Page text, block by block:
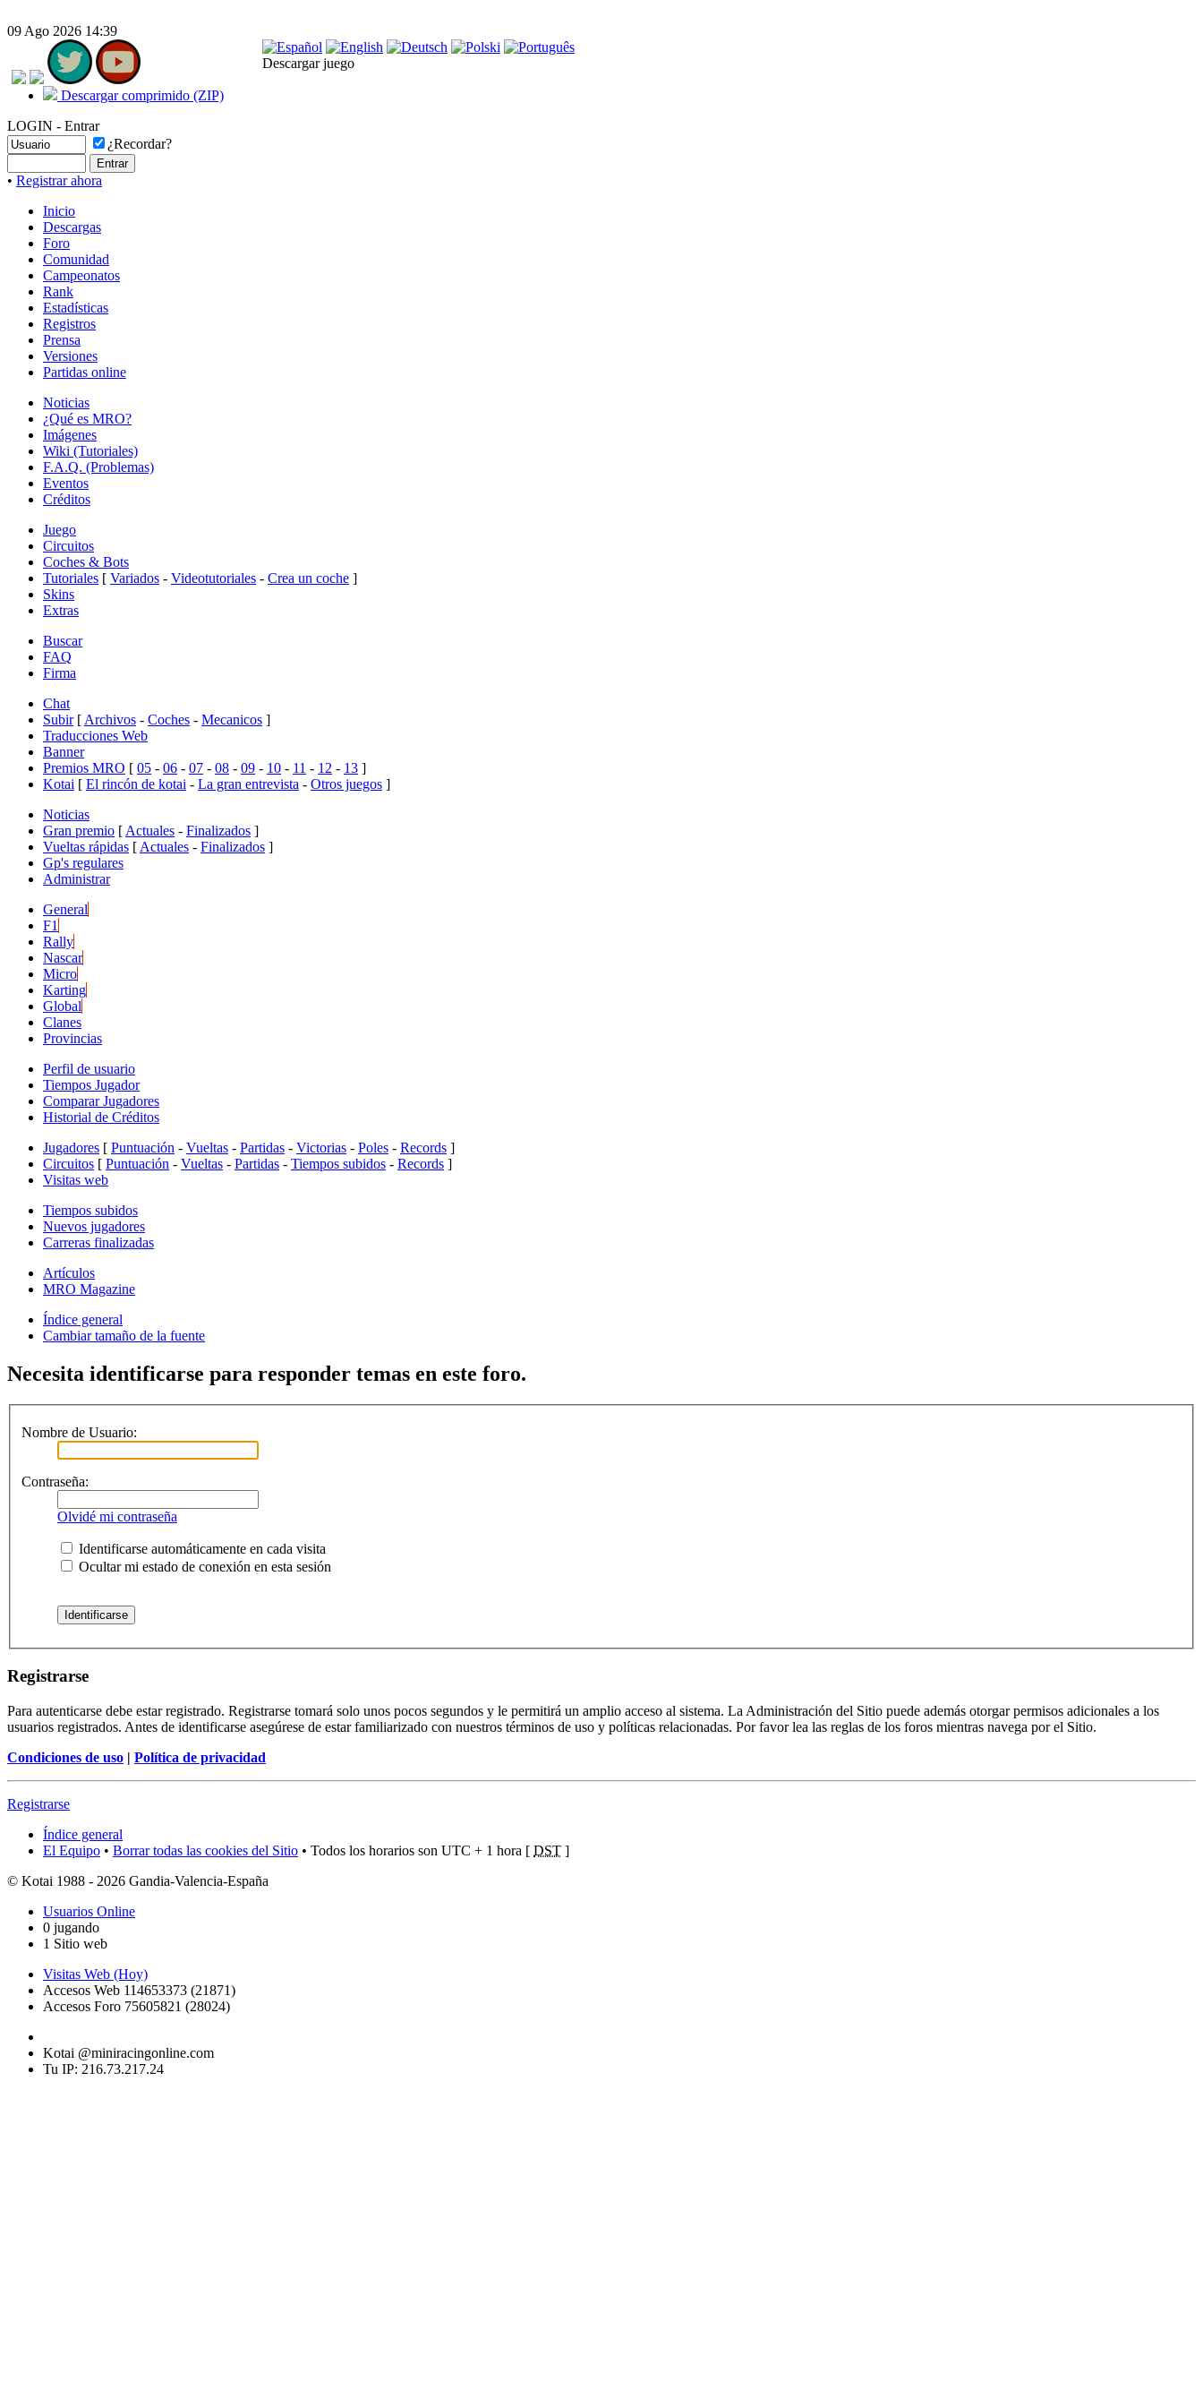
09 Ago 2026 14:39
Descargar juego
Descargar comprimido (ZIP)
LOGIN - Entrar
¿Recordar?
• Registrar ahora
Inicio
Descargas
Foro
Comunidad
Campeonatos
Rank
Estadísticas
Registros
Prensa
Versiones
Partidas online
Noticias
¿Qué es MRO?
Imágenes
Wiki (Tutoriales)
F.A.Q. (Problemas)
Eventos
Créditos
Juego
Circuitos
Coches & Bots
Tutoriales [ Variados - Videotutoriales - Crea un coche ]
Skins
Extras
Buscar
FAQ
Firma
Chat
Subir [ Archivos - Coches - Mecanicos ]
Traducciones Web
Banner
Premios MRO [ 05 - 06 - 07 - 08 - 09 - 10 - 11 - 12 - 13 ]
Kotai [ El rincón de kotai - La gran entrevista - Otros juegos ]
Noticias
Gran premio [ Actuales - Finalizados ]
Vueltas rápidas [ Actuales - Finalizados ]
Gp's regulares
Administrar
General
F1
Rally
Nascar
Micro
Karting
Global
Clanes
Provincias
Perfil de usuario
Tiempos Jugador
Comparar Jugadores
Historial de Créditos
Jugadores [ Puntuación - Vueltas - Partidas - Victorias - Poles - Records ]
Circuitos [ Puntuación - Vueltas - Partidas - Tiempos subidos - Records ]
Visitas web
Tiempos subidos
Nuevos jugadores
Carreras finalizadas
Artículos
MRO Magazine
Índice general
Cambiar tamaño de la fuente
Necesita identificarse para responder temas en este foro.
Nombre de Usuario:
Contraseña:
Olvidé mi contraseña
Identificarse automáticamente en cada visita
Ocultar mi estado de conexión en esta sesión
Registrarse
Para autenticarse debe estar registrado. Registrarse tomará solo unos pocos segundos y le permitirá un amplio acceso al sistema. La Administración del Sitio puede además otorgar permisos adicionales a los
usuarios registrados. Antes de identificarse asegúrese de estar familiarizado con nuestros términos de uso y políticas relacionadas. Por favor lea las reglas de los foros mientras navega por el Sitio.
Condiciones de uso | Política de privacidad
Registrarse
Índice general
El Equipo • Borrar todas las cookies del Sitio • Todos los horarios son UTC + 1 hora [ DST ]
© Kotai 1988 - 2026 Gandia-Valencia-España
Usuarios Online
0 jugando
1 Sitio web
Visitas Web (Hoy)
Accesos Web 114653373 (21871)
Accesos Foro 75605821 (28024)
Kotai @miniracingonline.com
Tu IP: 216.73.217.24